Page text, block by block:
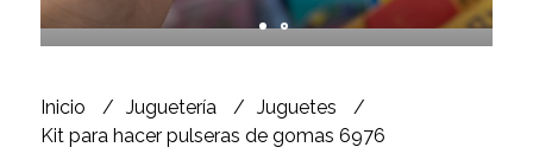
Inicio Juguetería
Juguetes
Kit para hacer pulseras de gomas 6976